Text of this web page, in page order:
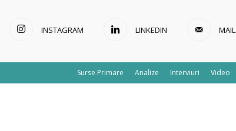
INSTAGRAM LINKEDIN MAIL
Surse Primare Analize Interviuri Video